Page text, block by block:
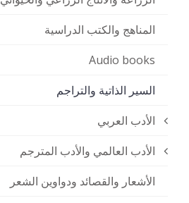
المناهج والكتب الدراسية
Audio books
السير الذاتية والتراجم
الأدب العربي
الأدب العالمي والأدب المترجم
الأشعار والقصائد ودواوين الشعر